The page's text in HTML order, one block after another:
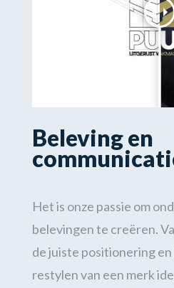
Beleving en
Het is onze passie om
belevingen te creëren.
de juiste positionering
restylen van een merk